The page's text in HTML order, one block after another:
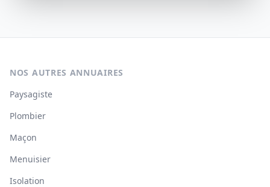
NOS AUTRES ANNUAIRES
Paysagiste
Plombier
Maçon
Menuisier
Isolation